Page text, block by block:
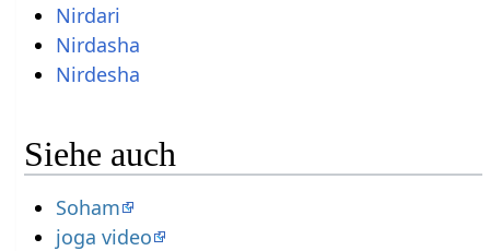
Nirdari
Nirdasha
Nirdesha
Siehe auch
Soham
joga video